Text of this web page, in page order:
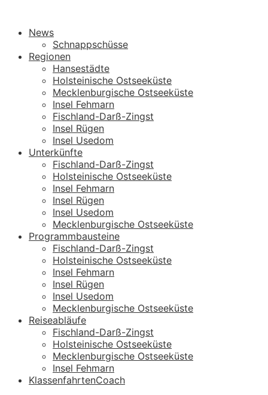
News
Schnappschüsse
Regionen
Hansestädte
Holsteinische Ostseeküste
Mecklenburgische Ostseeküste
Insel Fehmarn
Fischland-Darß-Zingst
Insel Rügen
Insel Usedom
Unterkünfte
Fischland-Darß-Zingst
Holsteinische Ostseeküste
Insel Fehmarn
Insel Rügen
Insel Usedom
Mecklenburgische Ostseeküste
Programmbausteine
Fischland-Darß-Zingst
Holsteinische Ostseeküste
Insel Fehmarn
Insel Rügen
Insel Usedom
Mecklenburgische Ostseeküste
Reiseabläufe
Fischland-Darß-Zingst
Holsteinische Ostseeküste
Mecklenburgische Ostseeküste
Insel Fehmarn
KlassenfahrtenCoach